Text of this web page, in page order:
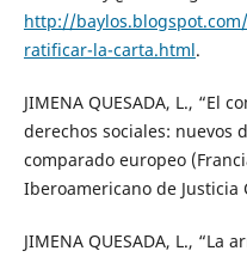
http://
ratificar-la-carta.html.
JIMENA QUESADA, L., “El
derechos sociales: nuevos
comparado europeo
Iberoamericano de Justicia
JIMENA QUESADA, L.,